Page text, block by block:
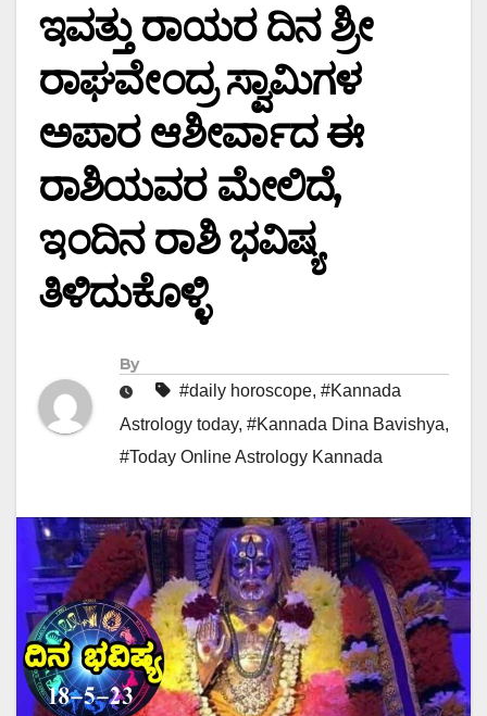
ಇವತ್ತು ರಾಯರ ದಿನ ಶ್ರೀ
ರಾಘವೇಂದ್ರ ಸ್ವಾಮಿಗಳ
ಅಪಾರ ಆಶೀರ್ವಾದ ಈ
ರಾಶಿಯವರ ಮೇಲಿದೆ,
ಇಂದಿನ ರಾಶಿ ಭವಿಷ್ಯ
ತಿಳಿದುಕೊಳ್ಳಿ
By
#daily horoscope, #Kannada
Astrology today, #Kannada Dina Bavishya,
#Today Online Astrology Kannada